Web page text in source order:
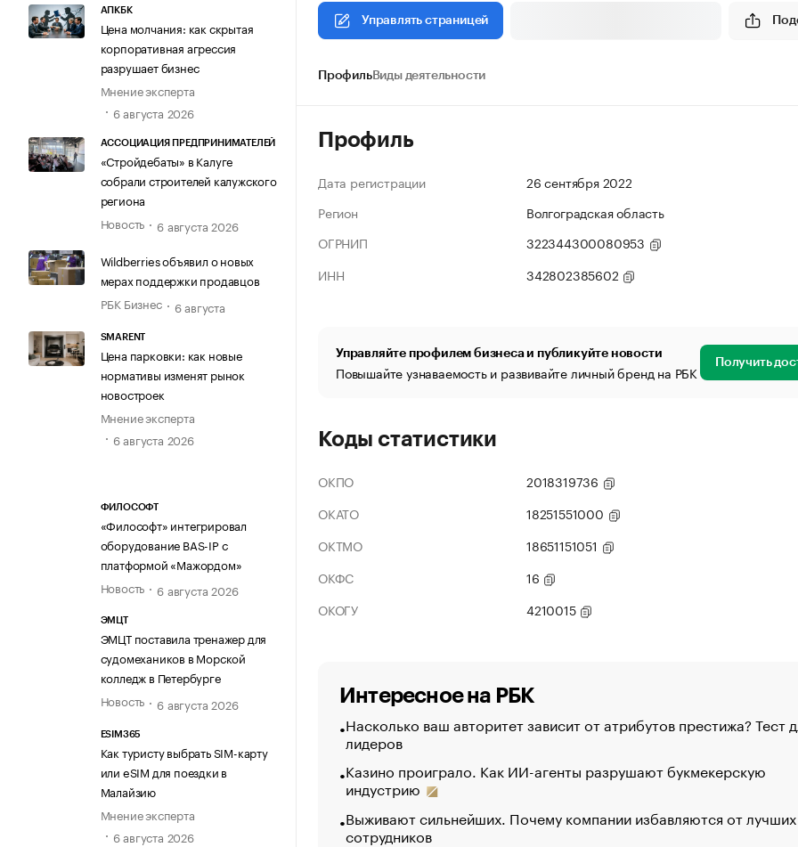
АПКБК
Цена молчания: как скрытая
корпоративная агрессия
разрушает бизнес
Мнение эксперта
6 августа 2026
АССОЦИАЦИЯ ПРЕДПРИНИМАТЕЛЕЙ
«Стройдебаты» в Калуге
собрали строителей калужского
региона
Новость
6 августа 2026
Wildberries объявил о новых
мерах поддержки продавцов
РБК Бизнес
6 августа
SMARENT
Цена парковки: как новые
нормативы изменят рынок
новостроек
Мнение эксперта
6 августа 2026
ФИЛОСОФТ
«Философт» интегрировал
оборудование BAS-IP с
платформой «Мажордом»
Новость
6 августа 2026
ЭМЦТ
ЭМЦТ поставила тренажер для
судомехаников в Морской
колледж в Петербурге
Новость
6 августа 2026
ESIM365
Как туристу выбрать SIM-карту
или eSIM для поездки в
Малайзию
Мнение эксперта
6 августа 2026
Управлять страницей
ПрофильВиды деятельности
Профиль
Дата регистрации
26 сентября 2022
Регион
Волгоградская область
ОГРНИП
322344300080953
ИНН
342802385602
Управляйте профилем бизнеса и публикуйте новости
Повышайте узнаваемость и развивайте личный бренд на РБК Получить
Коды статистики
ОКПО
2018319736
ОКАТО
18251551000
ОКТМО
18651151051
ОКФС
16
ОКОГУ
4210015
Интересное на РБК
Насколько ваш авторитет зависит от атрибутов престижа? Тест
лидеров
Казино проиграло. Как ИИ-агенты разрушают букмекерскую
индустрию
Выживают сильнейших. Почему компании избавляются от лучших
сотрудников